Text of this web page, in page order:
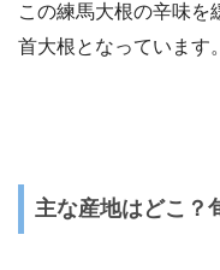
この練馬大根の辛味を
首大根となっています。
主な産地はどこ？